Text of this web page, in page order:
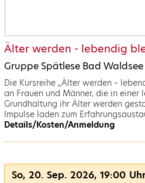
Älter werden - lebendig
Gruppe Spätlese Bad Waldsee
Die Kursreihe „Älter werden –
an Frauen und Männer, die in einer
Grundhaltung ihr Älter werden
Impulse laden zum
Details/Kosten/Anmeldung
So, 20. Sep. 2026, 19:00